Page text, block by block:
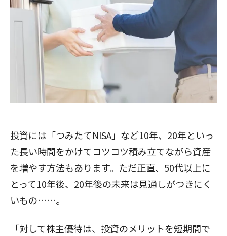
投資には「つみたてNISA」など10年、20年といっ
た長い時間をかけてコツコツ積み立てながら資産
を増やす方法もあります。ただ正直、50代以上に
とって10年後、20年後の未来は見通しがつきにく
いもの……。
「対して株主優待は、投資のメリットを短期間で